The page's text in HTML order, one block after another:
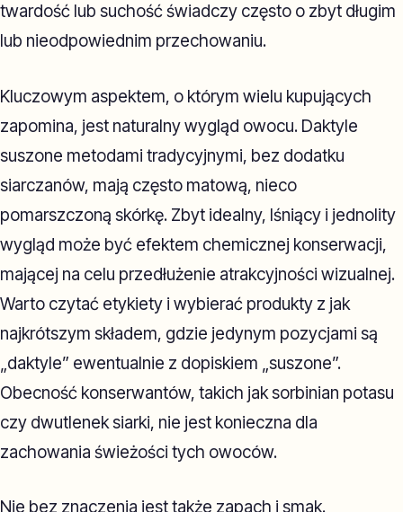
twardość lub suchość świadczy często o zbyt długim
lub nieodpowiednim przechowaniu.
Kluczowym aspektem, o którym wielu kupujących
zapomina, jest naturalny wygląd owocu. Daktyle
suszone metodami tradycyjnymi, bez dodatku
siarczanów, mają często matową, nieco
pomarszczoną skórkę. Zbyt idealny, lśniący i jednolity
wygląd może być efektem chemicznej konserwacji,
mającej na celu przedłużenie atrakcyjności wizualnej.
Warto czytać etykiety i wybierać produkty z jak
najkrótszym składem, gdzie jedynym pozycjami są
„daktyle” ewentualnie z dopiskiem „suszone”.
Obecność konserwantów, takich jak sorbinian potasu
czy dwutlenek siarki, nie jest konieczna dla
zachowania świeżości tych owoców.
Nie bez znaczenia jest także zapach i smak.